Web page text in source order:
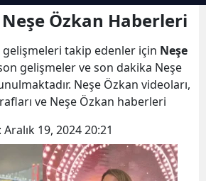
Özkan Haberleri
gelişmeleri takip edenler için Neşe
gelişmeler ve son dakika Neşe
Neşe Özkan videoları,
ve Neşe Özkan haberleri
Aralık 19, 2024 20:21